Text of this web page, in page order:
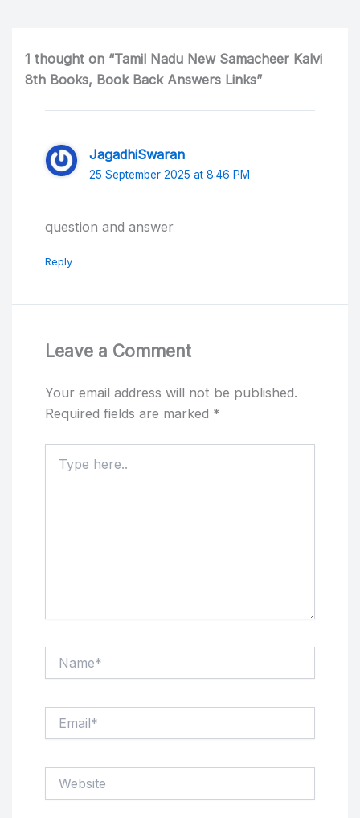
1 thought on “Tamil Nadu New Samacheer Kalvi
8th Books, Book Back Answers Links”
JagadhiSwaran
25 September 2025 at 8:46 PM
question and answer
Reply
Leave a Comment
Your email address will not be published.
Required fields are marked *
here..